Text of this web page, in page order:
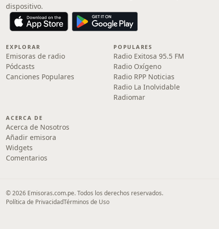
dispositivo.
EXPLORAR
Emisoras de radio
Pódcasts
Canciones Populares
POPULARES
Radio Exitosa 95.5 FM
Radio Oxígeno
Radio RPP Noticias
Radio La Inolvidable
Radiomar
ACERCA DE
Acerca de Nosotros
Añadir emisora
Widgets
Comentarios
© 2026 Emisoras.com.pe. Todos los derechos reservados.
Política de PrivacidadTérminos de Uso